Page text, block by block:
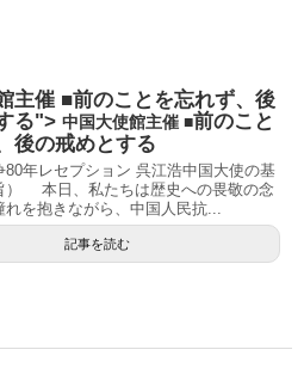
主催 ■前のことを忘れず、後
る"> 中国大使館主催 ■前のこと
後の戒めとする
80年レセプション 呉江浩中国大使の基
） 本日、私たちは歴史への畏敬の念
れを抱きながら、中国人民抗...
記事を読む